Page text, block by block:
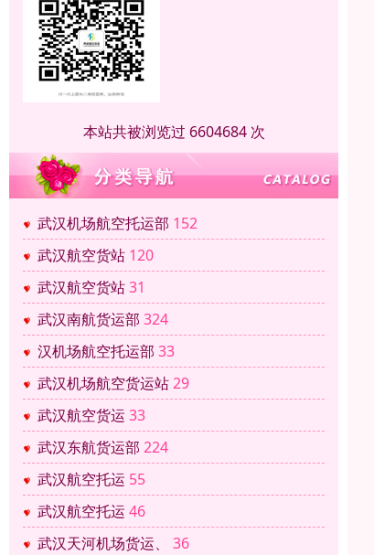
本站共被浏览过 6604684 次
武汉机场航空托运部 152
武汉航空货站 120
武汉航空货站31
武汉南航货运部 324
汉机场航空托运部 33
武汉机场航空货运站29
武汉航空货运 33
武汉东航货运部 224
武汉航空托运 55
武汉航空托运 46
武汉天河机场货运、
36